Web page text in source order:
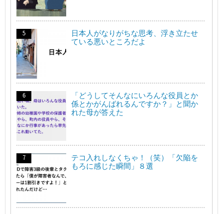
日本人がなりがちな思考、浮き立たせ
ている悪いところだよ
「どうしてそんなにいろんな役員とか
係とかがんばれるんですか？」と聞か
れた母が答えた
テコ入れしなくちゃ！（笑）「欠陥を
もろに感じた瞬間」８選